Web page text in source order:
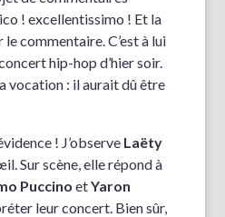
! excellentissimo ! Et la
le commentaire. C’est à lui
hip-hop d’hier soir.
vocation : il aurait dû être
! J’observe Laëty
Sur scène, elle répond à
Puccino etYaron
leur concert. Bien sûr,